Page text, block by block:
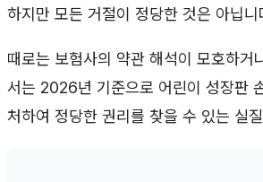
하지만 모든 거절이 정당한 것은 아닙니
때로는 보험사의 약관 해석이 모호하거
서는 2026년 기준으로 어린이 성장판
처하여 정당한 권리를 찾을 수 있는 실